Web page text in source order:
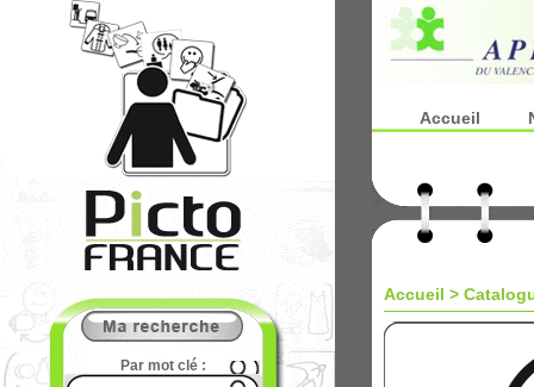
Par mot clé :
Accueil
Accueil >